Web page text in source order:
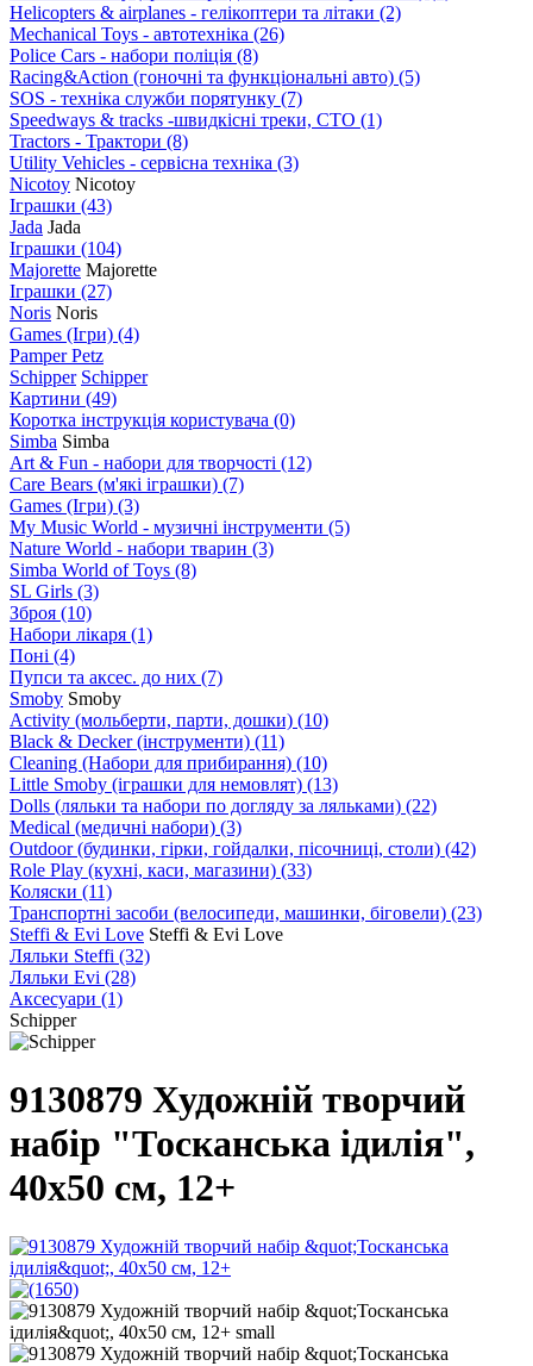
Helicopters & airplanes - гелікоптери та літаки (2)
Mechanical Toys - автотехніка (26)
Police Cars - набори поліція (8)
Racing&Action (гоночні та функціональні авто) (5)
SOS - техніка служби порятунку (7)
Speedways & tracks -швидкісні треки, СТО (1)
Tractors - Трактори (8)
Utility Vehicles - сервісна техніка (3)
Nicotoy Nicotoy
Іграшки (43)
Jada Jada
Іграшки (104)
Majorette Majorette
Іграшки (27)
Noris Noris
Games (Ігри) (4)
Pamper Petz
Schipper Schipper
Картини (49)
Коротка інструкція користувача (0)
Simba Simba
Art & Fun - набори для творчості (12)
Care Bears (м'які іграшки) (7)
Games (Ігри) (3)
My Music World - музичні інструменти (5)
Nature World - набори тварин (3)
Simba World of Toys (8)
SL Girls (3)
Зброя (10)
Набори лікаря (1)
Поні (4)
Пупси та аксес. до них (7)
Smoby Smoby
Аctivity (мольберти, парти, дошки) (10)
Black & Decker (інструменти) (11)
Cleaning (Набори для прибирання) (10)
Little Smoby (іграшки для немовлят) (13)
Dolls (ляльки та набори по догляду за ляльками) (22)
Medical (медичні набори) (3)
Outdoor (будинки, гірки, гойдалки, пісочниці, столи) (42)
Role Play (кухні, каси, магазини) (33)
Коляски (11)
Транспортні засоби (велосипеди, машинки, біговели) (23)
Steffi & Evi Love Steffi & Evi Love
Ляльки Steffi (32)
Ляльки Evi (28)
Аксесуари (1)
Schipper
9130879 Художній творчий
набір "Тосканська ідилія",
40х50 см, 12+